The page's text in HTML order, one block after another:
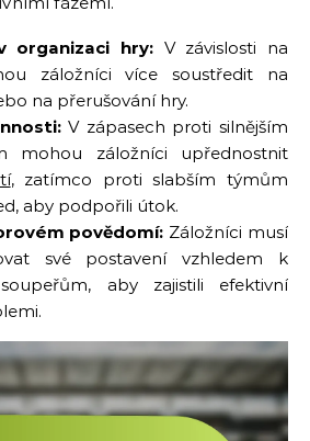
organizaci hry: V závislosti na
záložníci více soustředit na
na přerušování hry.
V zápasech proti silnějším
mohou záložníci upřednostnit
, zatímco proti slabším týmům
aby podpořili útok.
povědomí: Záložníci musí
své postavení vzhledem k
aby zajistili efektivní